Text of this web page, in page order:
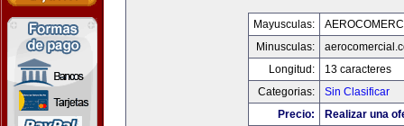
Mayusculas:
Minusculas:
Longitud:
13 caracteres
Categorias:
Sin Clasificar
Precio:
Realizar una